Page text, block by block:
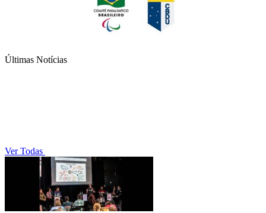
Últimas Notícias
Ver Todas